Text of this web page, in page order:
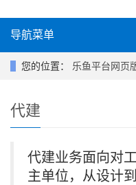
导航菜单
您的位置： 乐鱼平台网页
代建
代建业务面向对
主单位， 从设计